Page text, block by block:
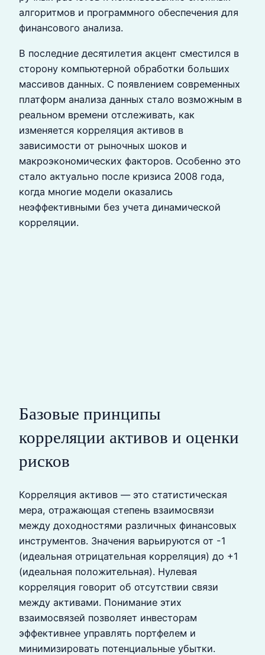
алгоритмов и программного обеспечения для
финансового анализа.
В последние десятилетия акцент сместился в
сторону компьютерной обработки больших
массивов данных. С появлением современных
платформ анализа данных стало возможным в
реальном времени отслеживать, как
изменяется корреляция активов в
зависимости от рыночных шоков и
макроэкономических факторов. Особенно это
стало актуально после кризиса 2008 года,
когда многие модели оказались
неэффективными без учета динамической
корреляции.
Базовые принципы
корреляции активов и оценки
рисков
Корреляция активов — это статистическая
мера, отражающая степень взаимосвязи
между доходностями различных финансовых
инструментов. Значения варьируются от -1
(идеальная отрицательная корреляция) до +1
(идеальная положительная). Нулевая
корреляция говорит об отсутствии связи
между активами. Понимание этих
взаимосвязей позволяет инвесторам
эффективнее управлять портфелем и
минимизировать потенциальные убытки.